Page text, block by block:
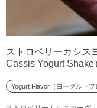
ストロベリーカシス
Cassis Yogurt Shake
Yogurt Flavor（ヨーグルトフ